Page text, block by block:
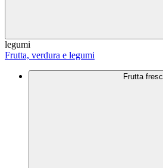
legumi
Frutta, verdura e legumi
Frutta